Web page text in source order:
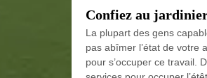
Confiez au
La plupart des gens
pas abîmer l’état de votre
pour s’occuper ce travail.